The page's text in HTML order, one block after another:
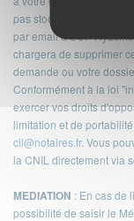
pas stockées dans une
par email à SCP
chargera de supprimer
demande ou votre
Conformément à la loi
exercer vos droits
limitation et de
cil@notaires.fr. Vous
la CNIL directement via
MEDIATION : En cas de
possibilité de saisir le